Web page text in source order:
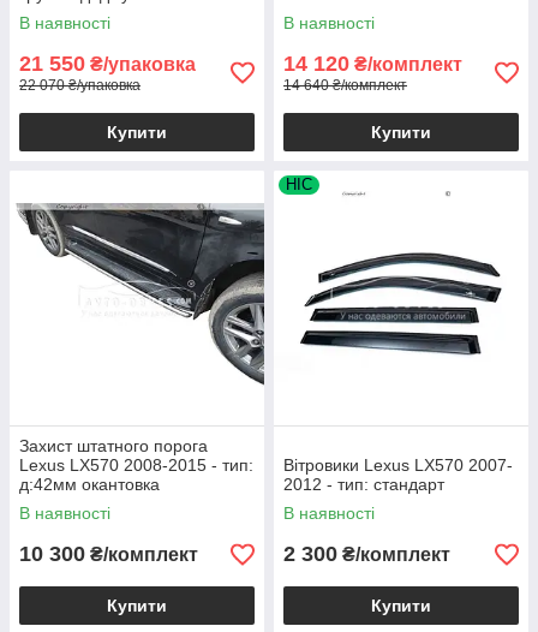
В наявності
21 550 ₴/упаковка
22 070 ₴/упаковка
Купити
В наявності
14 120 ₴/комплект
14 640 ₴/комплект
Купити
Захист штатного порога
Lexus LX570 2008-2015 - тип:
д:42мм окантовка
В наявності
10 300 ₴/комплект
Купити
HIC
Вітровики Lexus LX570 2007-
2012 - тип: стандарт
В наявності
2 300 ₴/комплект
Купити